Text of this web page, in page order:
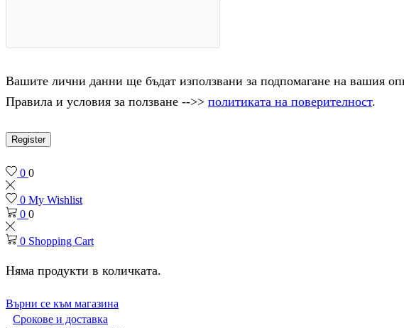
Вашите лични данни ще бъдат използвани за подпомагане на вашия
Правила и условия за ползване -->> политиката на поверителност.
Register
0 0
0 My Wishlist
0 0
0 Shopping Cart
Няма продукти в количката.
Върни се към магазина
Срокове и доставка